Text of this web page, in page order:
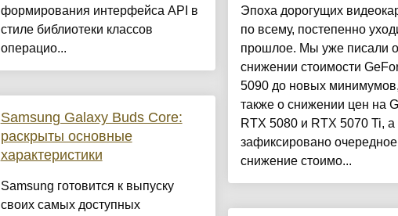
формирования интерфейса API в
стиле библиотеки классов
операцио...
Samsung Galaxy Buds Core:
раскрыты основные
характеристики
Samsung готовится к выпуску
своих самых доступных
Эпоха дорогущих
по всему, постепенно
прошлое. Мы уже писали о
снижении стоимости
5090 до новых
также о снижении цен на
RTX 5080 и RTX 5070 Ti, а
зафиксировано очередное
снижение стоимо...